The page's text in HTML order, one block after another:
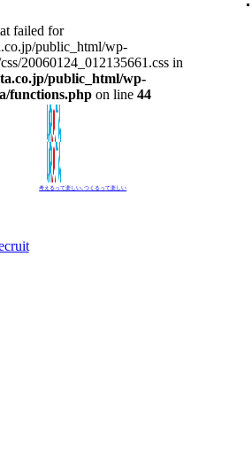
failed for
public_html/wp-
20060124_012135661.css in
public_html/wp-
functions.php on line 44
考えるって楽しい､つくるって楽しい